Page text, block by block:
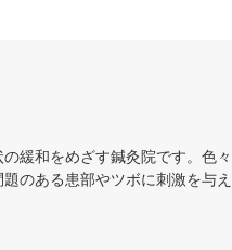
緩和をめざす鍼灸院です。色
のある患部やツボに刺激を与